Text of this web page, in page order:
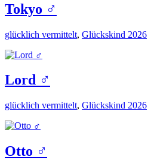
Tokyo ♂️
glücklich vermittelt, Glückskind 2026
Lord ♂️
glücklich vermittelt, Glückskind 2026
Otto ♂️